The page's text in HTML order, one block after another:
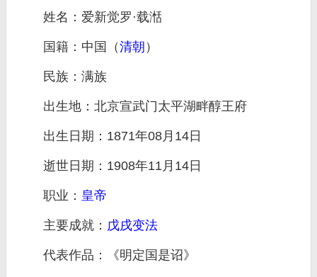
姓名：爱新觉罗·载湉
国籍：中国（清朝 ）
民族：满族
出生地：北京宣武门太平湖畔醇王府
出生日期：1871年08月14日
逝世日期：1908年11月14日
职业： 皇帝
主要成就： 戊戌变法
代表作品：《明定国是诏》